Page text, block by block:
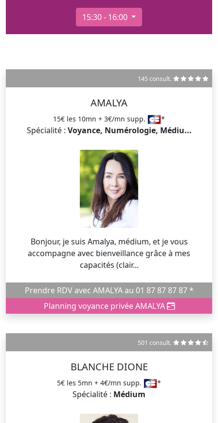
15:30 - 16:00
145 consult.
AMALYA
15€ les 10mn + 3€/mn supp. *
Spécialité : Voyance, Numérologie, Médiu...
Bonjour, je suis Amalya, médium, et je vous
accompagne avec bienveillance grâce à mes
capacités (clair...
Prendre RDV avec AMALYA au 01 87 87 87 87 *
Planning voyance privée AMALYA
501 consult.
BLANCHE DIONE
5€ les 5mn + 4€/mn supp. *
Spécialité : Médium